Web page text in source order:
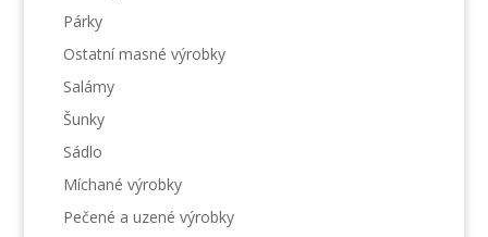
Párky
Ostatní masné výrobky
Salámy
Šunky
Sádlo
Míchané výrobky
Pečené a uzené výrobky